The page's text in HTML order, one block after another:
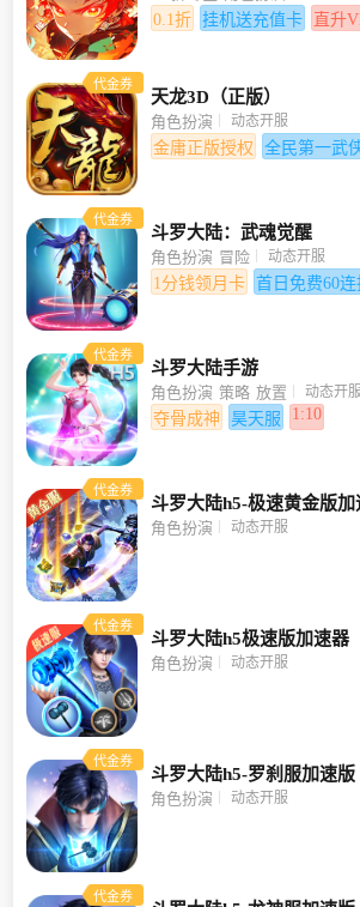
0.1折 挂机送充值卡 直升
代金券
天龙3D（正版）
角色扮演 动态开服
金庸正版授权 全民第一武
代金券
斗罗大陆：武魂觉醒
角色扮演 冒险 动态开服
1分钱领月卡 首日免费60连
代金券
斗罗大陆手游
角色扮演 策略 放置 动态开服
夺骨成神 昊天服 1:10
代金券
斗罗大陆h5-极速黄金版加
角色扮演 动态开服
代金券
斗罗大陆h5极速版加速器
角色扮演 动态开服
代金券
斗罗大陆h5-罗刹服加速版
角色扮演 动态开服
代金券